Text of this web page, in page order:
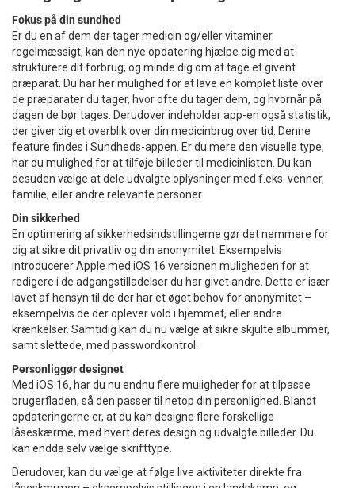
Fokus på din sundhed
Er du en af dem der tager medicin og/eller vitaminer
regelmæssigt, kan den nye opdatering hjælpe dig med at
strukturere dit forbrug, og minde dig om at tage et givent
præparat. Du har her mulighed for at lave en komplet liste over
de præparater du tager, hvor ofte du tager dem, og hvornår på
dagen de bør tages. Derudover indeholder app-en også statistik,
der giver dig et overblik over din medicinbrug over tid. Denne
feature findes i Sundheds-appen. Er du mere den visuelle type,
har du mulighed for at tilføje billeder til medicinlisten. Du kan
desuden vælge at dele udvalgte oplysninger med f.eks. venner,
familie, eller andre relevante personer.
Din sikkerhed
En optimering af sikkerhedsindstillingerne gør det nemmere for
dig at sikre dit privatliv og din anonymitet. Eksempelvis
introducerer Apple med iOS 16 versionen muligheden for at
redigere i de adgangstilladelserdu har givet andre. Dette er især
lavet af hensyn til de der har et øget behov for anonymitet –
eksempelvis de der oplever vold i hjemmet, eller andre
krænkelser. Samtidig kan du nu vælge at sikre skjulte albummer,
samt slettede, med passwordkontrol.
Personliggør designet
Med iOS 16, har du nu endnu flere muligheder for at tilpasse
brugerfladen, så den passer til netop din personlighed. Blandt
opdateringerne er, at du kan designe flere forskellige
låseskærme, med hvert deres design og udvalgte billeder. Du
kan endda selv vælge skrifttype.
Derudover, kan du vælge at følge live aktiviteter direkte fra